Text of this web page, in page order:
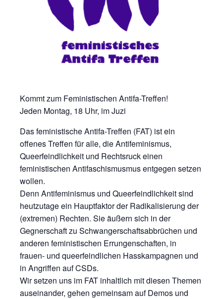
Kommt zum Feministischen Antifa-Treffen!
Jeden Montag, 18 Uhr, im Juzi
Das feministische Antifa-Treffen (FAT) ist ein
offenes Treffen für alle, die Antifeminismus,
Queerfeindlichkeit und Rechtsruck einen
feministischen Antifaschismusmus entgegen setzen
wollen.
Denn Antifeminismus und Queerfeindlichkeit sind
heutzutage ein Hauptfaktor der Radikalisierung der
(extremen) Rechten. Sie äußern sich in der
Gegnerschaft zu Schwangerschaftsabbrüchen und
anderen feministischen Errungenschaften, in
frauen- und queerfeindlichen Hasskampagnen und
in Angriffen auf CSDs.
Wir setzen uns im FAT inhaltlich mit diesen Themen
auseinander, gehen gemeinsam auf Demos und